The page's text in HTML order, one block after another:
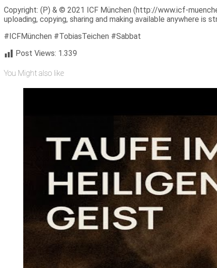
Copyright: (P) & © 2021 ICF München (http://www.icf-
uploading, copying, sharing and making available anywhere is
#ICFMünchen #TobiasTeichen #Sabbat
Post Views: 1.339
You Might also like